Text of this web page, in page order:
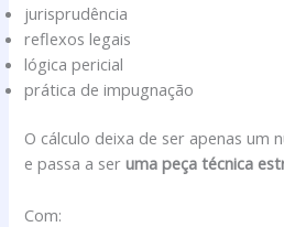
jurisprudência
reflexos legais
lógica pericial
prática de impugnação
O cálculo deixa de ser apenas um
e passa a seruma peça técnica
Com: